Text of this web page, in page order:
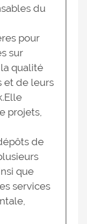
du
pour
sur
qualité
et de leurs
projets,
de
que
services